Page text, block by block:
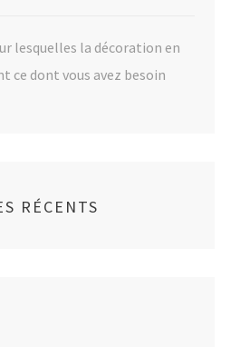
lesquelles la décoration en
ce dont vous avez besoin
RÉCENTS